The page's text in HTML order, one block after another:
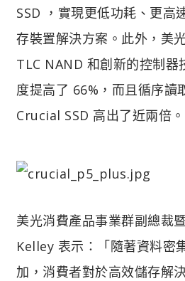
SSD ，實現更低功耗、更高
存裝置解決方案。此外，美
TLC NAND 和創新的控制器
度提高了 66%，而且循序讀
Crucial SSD 高出了近兩倍
美光消費產品事業群副總裁
Kelley 表示：「隨著資料密
加，消費者對於高效儲存解